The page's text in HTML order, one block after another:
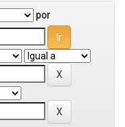
por